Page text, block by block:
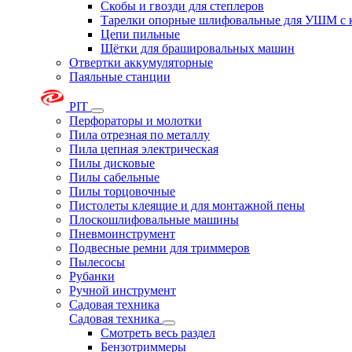
Скобы и гвозди для степлеров
Тарелки опорные шлифовальные для УШМ с
Цепи пильные
Щётки для брашировальных машин
Отвертки аккумуляторные
Паяльные станции
PIT
Перфораторы и молотки
Пила отрезная по металлу
Пила цепная электрическая
Пилы дисковые
Пилы сабельные
Пилы торцовочные
Пистолеты клеящие и для монтажной пены
Плоскошлифовальные машины
Пневмоинструмент
Подвесные ремни для триммеров
Пылесосы
Рубанки
Ручной инструмент
Садовая техника
Садовая техника
Смотреть весь раздел
Бензотриммеры